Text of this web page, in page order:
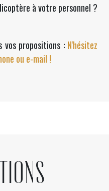
à votre personnel ?
vos propositions : N'hésitez
ou e-mail !